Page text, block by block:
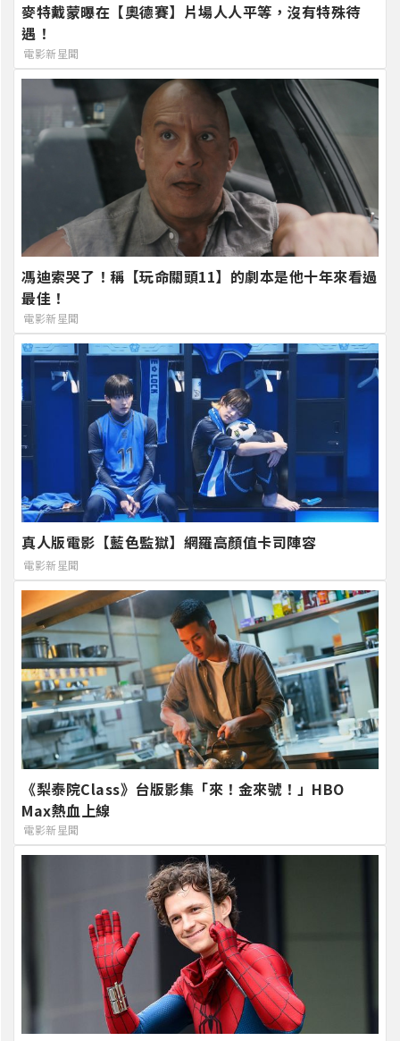
麥特戴蒙曝在【奧德賽】片場人人平等，沒有特殊待
遇！
電影新星聞
馮迪索哭了！稱【玩命關頭11】的劇本是他十年來看過
最佳！
電影新星聞
真人版電影【藍色監獄】網羅高顏值卡司陣容
電影新星聞
《梨泰院Class》台版影集「來！金來號！」HBO
Max熱血上線
電影新星聞